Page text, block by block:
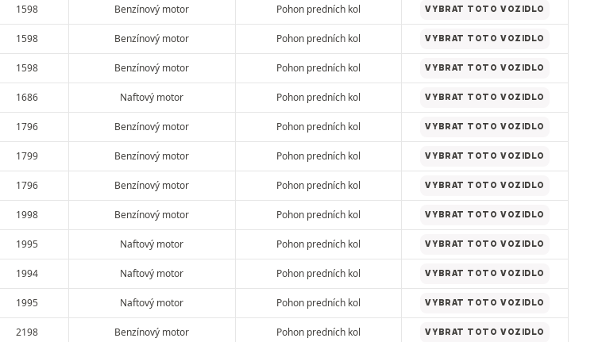
1598 Benzínový motor Pohon predních kol VYBRAT TOTO VOZIDLO
1598 Benzínový motor Pohon predních kol VYBRAT TOTO VOZIDLO
1598 Benzínový motor Pohon predních kol VYBRAT TOTO VOZIDLO
1686 Naftový motor Pohon predních kol VYBRAT TOTO VOZIDLO
1796 Benzínový motor Pohon predních kol VYBRAT TOTO VOZIDLO
1799 Benzínový motor Pohon predních kol VYBRAT TOTO VOZIDLO
1796 Benzínový motor Pohon predních kol VYBRAT TOTO VOZIDLO
1998 Benzínový motor Pohon predních kol VYBRAT TOTO VOZIDLO
1995 Naftový motor Pohon predních kol VYBRAT TOTO VOZIDLO
1994 Naftový motor Pohon predních kol VYBRAT TOTO VOZIDLO
1995 Naftový motor Pohon predních kol VYBRAT TOTO VOZIDLO
2198 Benzínový motor Pohon predních kol VYBRAT TOTO VOZIDLO